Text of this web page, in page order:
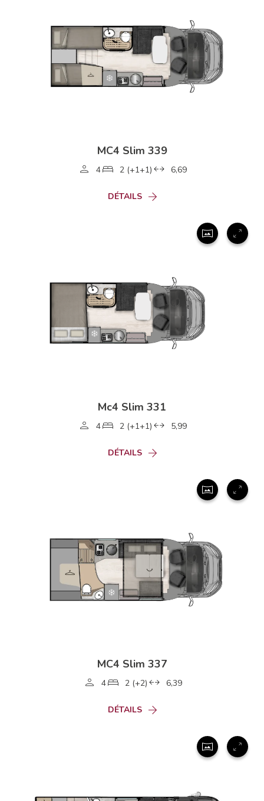
MC4 Slim 339
4 2 (+1+1) 6,69
DÉTAILS
Mc4 Slim 331
4 2 (+1+1) 5,99
DÉTAILS
MC4 Slim 337
4 2 (+2) 6,39
DÉTAILS